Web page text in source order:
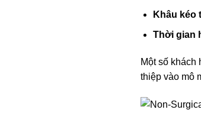
Khâu kéo
Thời gian
Một số khách
thiệp vào mô